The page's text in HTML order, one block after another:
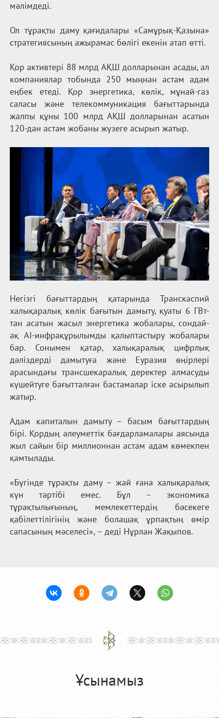
мәлімдеді.
Ол тұрақты даму қағидалары «Самұрық-Қазына»
стратегиясының ажырамас бөлігі екенін атап өтті.
Қор активтері 88 млрд АҚШ долларынан асады, ал
компаниялар тобында 250 мыңнан астам адам
еңбек етеді. Қор энергетика, көлік, мұнай-газ
саласы және телекоммуникация бағыттарында
жалпы құны 100 млрд АҚШ долларынан асатын
120-дан астам жобаны жүзеге асырып жатыр.
Негізгі бағыттардың қатарында Транскаспий
халықаралық көлік бағытын дамыту, қуаты 6 ГВт-
тан асатын жасыл энергетика жобалары, сондай-
ақ AI-инфрақұрылымды қалыптастыру жобалары
бар. Сонымен қатар, халықаралық цифрлық
дәліздерді дамытуға және Еуразия өңірлері
арасындағы трансшекаралық деректер алмасуды
күшейтуге бағытталған бастамалар іске асырылып
жатыр.
Адам капиталын дамыту – басым бағыттардың
бірі. Қордың әлеуметтік бағдарламалары аясында
жыл сайын бір миллионнан астам адам көмекпен
қамтылады.
«Бүгінде тұрақты даму – жай ғана халықаралық
күн тәртібі емес. Бұл – экономика
тұрақтылығының, мемлекеттердің бәсекеге
қабілеттілігінің және болашақ ұрпақтың өмір
сапасының мәселесі», – деді Нұрлан Жақыпов.
Ұсынамыз